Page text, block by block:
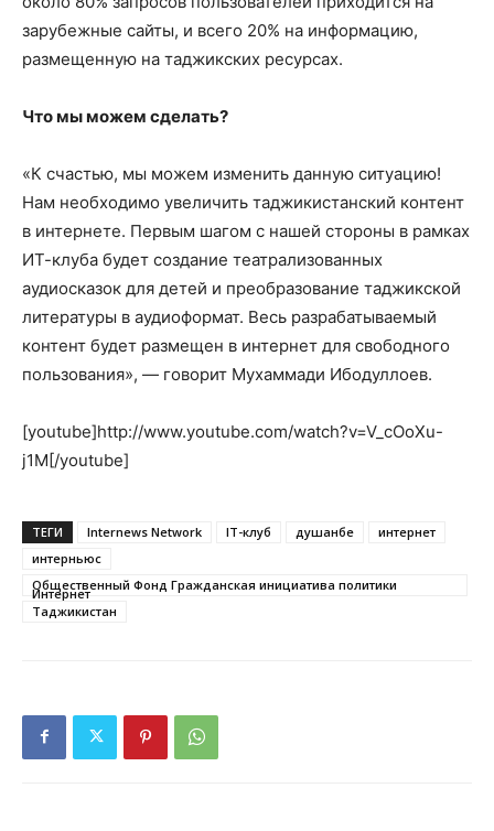
зарубежные сайты, и всего 20% на информацию,
размещенную на таджикских ресурсах.
Что мы можем сделать?
«К счастью, мы можем изменить данную ситуацию!
Нам необходимо увеличить таджикистанский контент
в интернете. Первым шагом с нашей стороны в рамках
ИТ-клуба будет создание театрализованных
аудиосказок для детей и преобразование таджикской
литературы в аудиоформат. Весь разрабатываемый
контент будет размещен в интернет для свободного
пользования», — говорит Мухаммади Ибодуллоев.
[youtube]http://www.youtube.com/watch?v=V_cOoXu-
j1M[/youtube]
ТЕГИ Internews Network IT-клуб душанбе
интернет
интерньюс
Общественный Фонд Гражданская инициатива политики
Интернет
Таджикистан